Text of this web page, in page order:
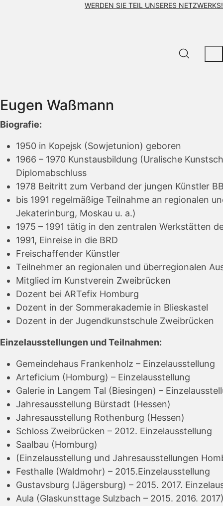
WERDEN SIE TEIL UNSERES NETZWERKS!
Eugen Waßmann
Biografie:
1950 in Kopejsk (Sowjetunion) geboren
1966 – 1970 Kunstausbildung (Uralische
Diplomabschluss
1978 Beitritt zum Verband der jungen Künstler
bis 1991 regelmäßige Teilnahme an regionalen
Jekaterinburg, Moskau u. a.)
1975 – 1991 tätig in den zentralen Werkstätten
1991, Einreise in die BRD
Freischaffender Künstler
Teilnehmer an regionalen und überregionalen
Mitglied im Kunstverein Zweibrücken
Dozent bei ARTefix Homburg
Dozent in der Sommerakademie in Blieskastel
Dozent in der Jugendkunstschule Zweibrücken
Einzelausstellungen und Teilnahmen:
Gemeindehaus Frankenholz – Einzelausstellung
Arteficium (Homburg) – Einzelausstellung
Galerie in Langem Tal (Biesingen) –
Jahresausstellung Bürstadt (Hessen)
Jahresausstellung Rothenburg (Hessen)
Schloss Zweibrücken – 2012. Einzelausstellung
Saalbau (Homburg)
(Einzelausstellung und Jahresausstellungen
Festhalle (Waldmohr) – 2015.Einzelausstellung
Gustavsburg (Jägersburg) – 2015. 2017.
Aula (Glaskunsttage Sulzbach – 2015. 2016.